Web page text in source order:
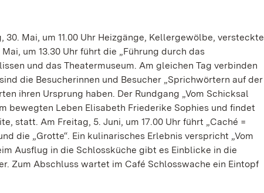
Mai, um 11.00 Uhr Heizgänge, Kellergewölbe, versteckte
um 13.30 Uhr führt die „Führung durch das
und das Theatermuseum. Am gleichen Tag verbinden
die Besucherinnen und Besucher „Sprichwörtern auf der
ihren Ursprung haben. Der Rundgang „Vom Schicksal
bewegten Leben Elisabeth Friederike Sophies und findet
statt. Am Freitag, 5. Juni, um 17.00 Uhr führt „Caché =
die „Grotte“. Ein kulinarisches Erlebnis verspricht „Vom
Ausflug in die Schlossküche gibt es Einblicke in die
Zum Abschluss wartet im Café Schlosswache ein Eintopf